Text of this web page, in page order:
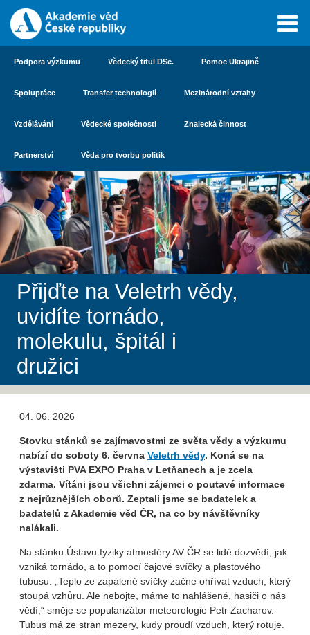
Podpora výzkumu Vědecký titul DSc. Pomoc Ukrajině
Spolupráce Transfer technologií Mezinárodní vztahy
Vzdělávání Vědecké společnosti Znalecká činnost
Partnerství Věda pro tvorbu politik
Přijďte na Veletrh vědy,
uvidíte tornádo,
molekulu, špitál i
družici
04. 06. 2026
Stovku stánků se zajímavostmi ze světa vědy a výzkumu
nabízí do soboty 6. června Veletrh vědy. Koná se na
výstavišti PVA EXPO Praha v Letňanech a je zcela
zdarma. Vítáni jsou všichni zájemci o poutavé informace
z nejrůznějších oborů. Zeptali jsme se badatelek a
badatelů z Akademie věd ČR, na co by návštěvníky
nalákali.
Na stánku Ústavu fyziky atmosféry AV ČR se lidé dozvědí, jak
vzniká tornádo, a to pomocí čajové svíčky a plastového
tubusu. „Teplo ze zapálené svíčky začne ohřívat vzduch, který
stoupá vzhůru. Ale nebojte, máme to nahlášené, hasiči o nás
vědí,“ směje se popularizátor meteorologie Petr Zacharov.
Tubus má ze stran mezery, kudy proudí vzduch, který rotuje.